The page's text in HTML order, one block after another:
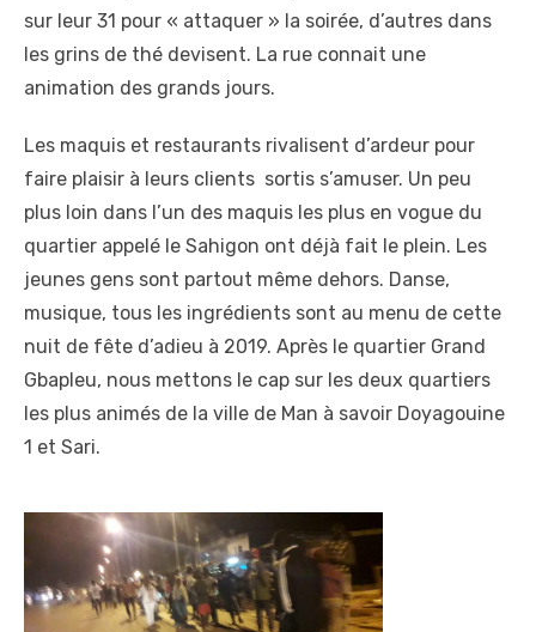
sur leur 31 pour « attaquer » la soirée, d’autres dans
les grins de thé devisent. La rue connait une
animation des grands jours.
Les maquis et restaurants rivalisent d’ardeur pour
faire plaisir à leurs clients sortis s’amuser. Un peu
plus loin dans l’un des maquis les plus en vogue du
quartier appelé le Sahigon ont déjà fait le plein. Les
jeunes gens sont partout même dehors. Danse,
musique, tous les ingrédients sont au menu de cette
nuit de fête d’adieu à 2019. Après le quartier Grand
Gbapleu, nous mettons le cap sur les deux quartiers
les plus animés de la ville de Man à savoir Doyagouine
1 et Sari.